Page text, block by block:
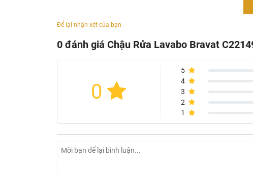
Kiểu dáng thanh lịch
Đường nét uyển chuyển đầy cảm xúc
Thiết kế đều hòa hợp và lấy cảm hứng từ thiên
Sản xuất tại Trung Quốc
Để lại nhận xét của bạn
0 đánh giá Chậu Rửa Lavabo Bravat
0
5
4
3
2
1